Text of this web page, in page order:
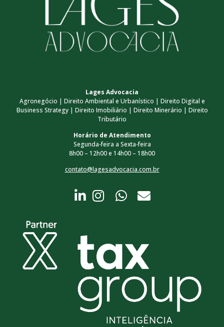
Lages Advocacia
Agronegócio | Direito Ambiental e Urbanístico | Direito Digital e
Business Strategy | Direito Imobiliário | Direito Minerário | Direito
Tributário
Horário de Atendimento
Segunda-feira a Sexta-feira
8h00 – 12h00 e 14h00 – 18h00
contato@lagesadvocacia.com.br